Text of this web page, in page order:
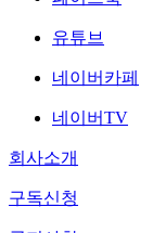
유튜브
네이버카페
네이버TV
회사소개
구독신청